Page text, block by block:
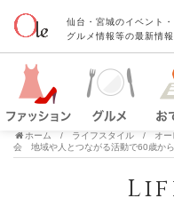
仙台・宮城のイベント
グルメ情報等の最新情報
ホーム ライフスタイル
オ
会 地域や人とつながる活動で60歳から